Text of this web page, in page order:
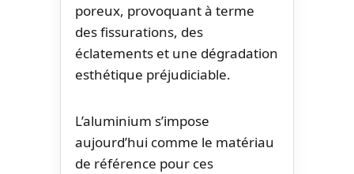
poreux, provoquant à terme
des fissurations, des
éclatements et une dégradation
esthétique préjudiciable.
L’aluminium s’impose
aujourd’hui comme le matériau
de référence pour ces